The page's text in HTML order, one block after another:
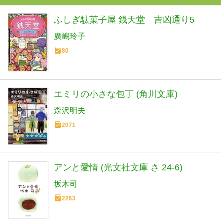
ふしぎ駄菓子屋 銭天堂 吉凶通り5
廣嶋玲子
80
エミリの小さな包丁 (角川文庫)
森沢明夫
2071
アンと愛情 (光文社文庫 さ 24-6)
坂木司
2263